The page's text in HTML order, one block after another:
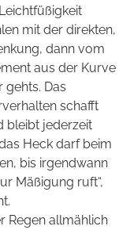
mit der direkten,
dann vom
aus der Kurve
gehts. Das
schafft
bleibt jederzeit
Heck darf beim
bis irgendwann
Mäßigung ruft“,
Regen allmählich